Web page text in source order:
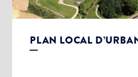
PLAN LOCAL